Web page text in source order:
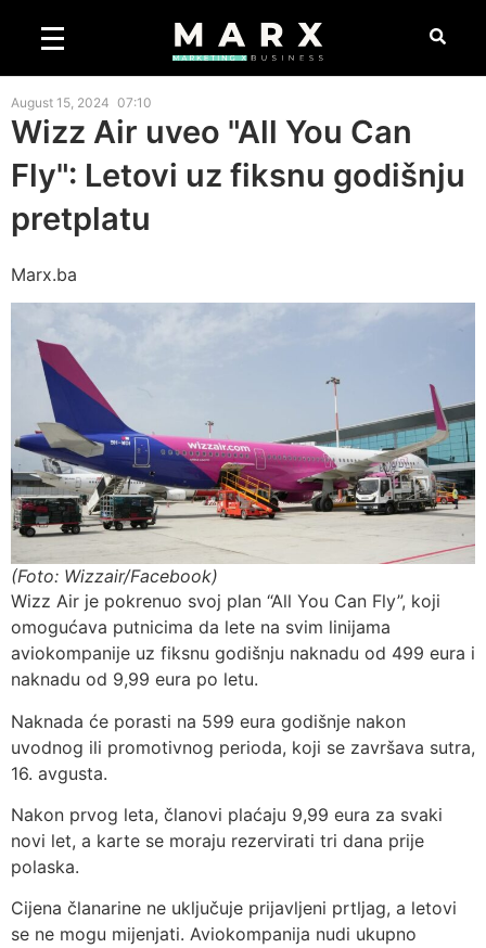
August 15, 2024 07:10
Wizz Air uveo "All You Can
Fly": Letovi uz fiksnu godišnju
pretplatu
Marx.ba
(Foto: Wizzair/Facebook)
Wizz Air je pokrenuo svoj plan “All You Can Fly”, koji
omogućava putnicima da lete na svim linijama
aviokompanije uz fiksnu godišnju naknadu od 499 eura i
naknadu od 9,99 eura po letu.
Naknada će porasti na 599 eura godišnje nakon
uvodnog ili promotivnog perioda, koji se završava sutra,
16. avgusta.
Nakon prvog leta, članovi plaćaju 9,99 eura za svaki
novi let, a karte se moraju rezervirati tri dana prije
polaska.
Cijena članarine ne uključuje prijavljeni prtljag, a letovi
se ne mogu mijenjati. Aviokompanija nudi ukupno